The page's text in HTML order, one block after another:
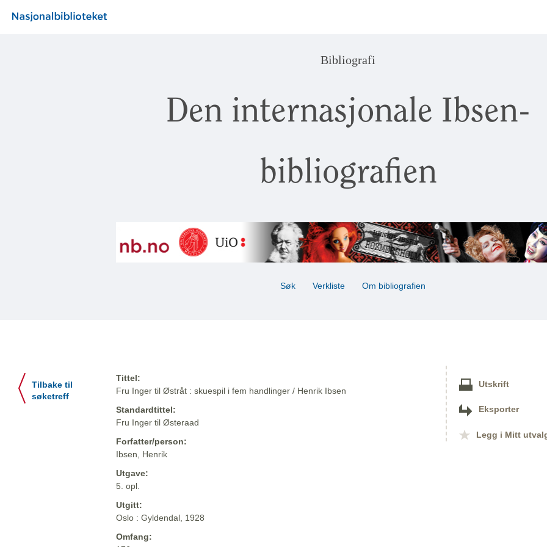
Bibliografi
Den internasjonale Ibsen-
bibliografien
Søk Verkliste Om bibliografien
Tilbake til
søketreff
Tittel:
Fru Inger til Østråt : skuespil i fem handlinger / Henrik Ibsen
Standardtittel:
Fru Inger til Østeraad
Forfatter/person:
Ibsen, Henrik
Utgave:
5. opl.
Utgitt:
Oslo : Gyldendal, 1928
Omfang:
Utskrift
Eksporter
Legg i Mitt